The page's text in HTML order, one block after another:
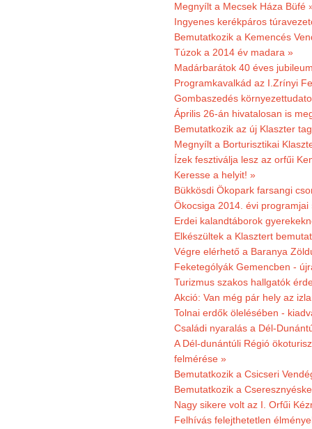
Megnyílt a Mecsek Háza Büfé
Ingyenes kerékpáros
Bemutatkozik a Kemencés
Túzok a 2014 év madara »
Madárbarátok 40 éves
Programkavalkád az I.Zrínyi
Gombaszedés
Április 26-án hivatalosan is
Bemutatkozik az új Klaszter
Megnyílt a Borturisztikai
Ízek fesztiválja lesz az orfűi
Keresse a helyit! »
Bükkösdi Ökopark farsangi
Ökocsiga 2014. évi programjai
Erdei kalandtáborok
Elkészültek a Klasztert
Végre elérhető a Baranya
Feketególyák Gemencben -
Turizmus szakos hallgatók
Akció: Van még pár hely az
Tolnai erdők ölelésében -
Családi nyaralás a Dél-
A Dél-dunántúli Régió
felmérése »
Bemutatkozik a Csicseri
Bemutatkozik a
Nagy sikere volt az I. Orfűi
Felhívás felejthetetlen